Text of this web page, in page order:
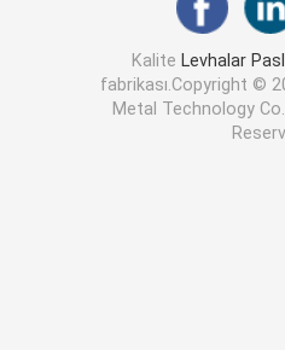
Kalite Levhalar
fabrikası.Copyright ©
Metal Technology